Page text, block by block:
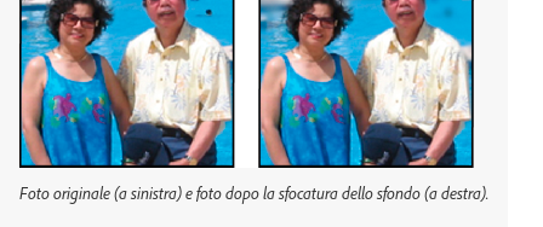
Foto originale (a sinistra) e foto dopo la sfocatura dello sfondo (a destra).